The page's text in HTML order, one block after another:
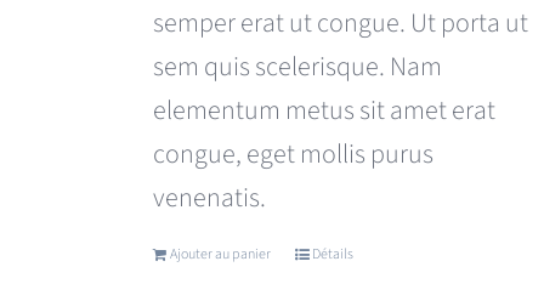
semper erat ut congue. Ut porta ut
sem quis scelerisque. Nam
elementum metus sit amet erat
congue, eget mollis purus
venenatis.
Ajouter au panier Détails